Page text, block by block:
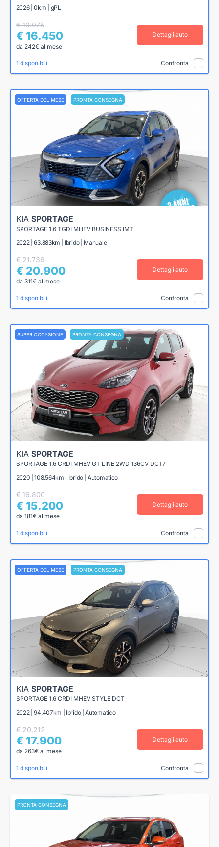
2026 | 0km | gPL
€ 19.075
€ 16.450
da 242€ al mese
Dettagli auto
1 disponibili Confronta
OFFERTA DEL MESE PRONTA CONSEGNA
KIA SPORTAGE
SPORTAGE 1.6 TGDI MHEV BUSINESS IMT
2022 | 63.883km | Ibrido | Manuale
€ 21.736
€ 20.900
da 311€ al mese
Dettagli auto
1 disponibili Confronta
SUPER OCCASIONE PRONTA CONSEGNA
KIA SPORTAGE
SPORTAGE 1.6 CRDI MHEV GT LINE 2WD 136CV DCT7
2020 | 108.564km | Ibrido | Automatico
€ 16.800
€ 15.200
da 181€ al mese
Dettagli auto
1 disponibili Confronta
OFFERTA DEL MESE PRONTA CONSEGNA
KIA SPORTAGE
SPORTAGE 1.6 CRDI MHEV STYLE DCT
2022 | 94.407km | Ibrido | Automatico
€ 20.212
€ 17.900
da 263€ al mese
Dettagli auto
1 disponibili Confronta
PRONTA CONSEGNA